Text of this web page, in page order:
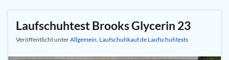
Laufschuhtest Brooks Glycerin 23
Veröffentlicht unterAllgemein Laufschuhkauf.de Laufschuhtests